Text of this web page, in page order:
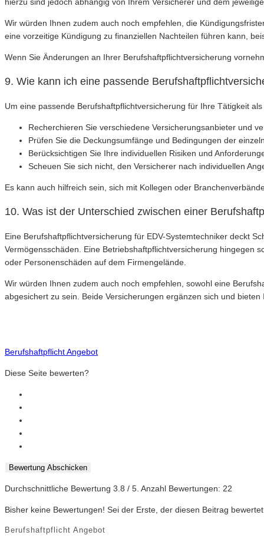
Wir würden Ihnen zudem auch noch empfehlen, die
eine vorzeitige Kündigung zu finanziellen Nachteilen führen kann,
Wenn Sie Änderungen an Ihrer Berufshaftpflichtversicherung
9. Wie kann ich eine passende
Um eine passende Berufshaftpflichtversicherung für Ihre Tätigkeit
Recherchieren Sie verschiedene Versicherungsanbieter und
Prüfen Sie die Deckungsumfänge und Bedingungen der
Berücksichtigen Sie Ihre individuellen Risiken und
Scheuen Sie sich nicht, den Versicherer nach individuellen
Es kann auch hilfreich sein, sich mit Kollegen oder
10. Was ist der Unterschied zwischen einer
Eine Berufshaftpflichtversicherung für EDV-Systemtechniker deckt
Vermögensschäden. Eine Betriebshaftpflichtversicherung hingegen
oder Personenschäden auf dem Firmengelände.
Wir würden Ihnen zudem auch noch empfehlen, sowohl eine
abgesichert zu sein. Beide Versicherungen ergänzen sich und
Berufshaftpflicht Angebot
Diese Seite bewerten?
Bewertung Abschicken
Durchschnittliche Bewertung 3.8 / 5. Anzahl Bewertungen: 22
Bisher keine Bewertungen! Sei der Erste, der diesen Beitrag
Berufshaftpflicht Angebot